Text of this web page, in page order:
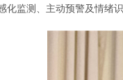
化监测、主动预警及情绪